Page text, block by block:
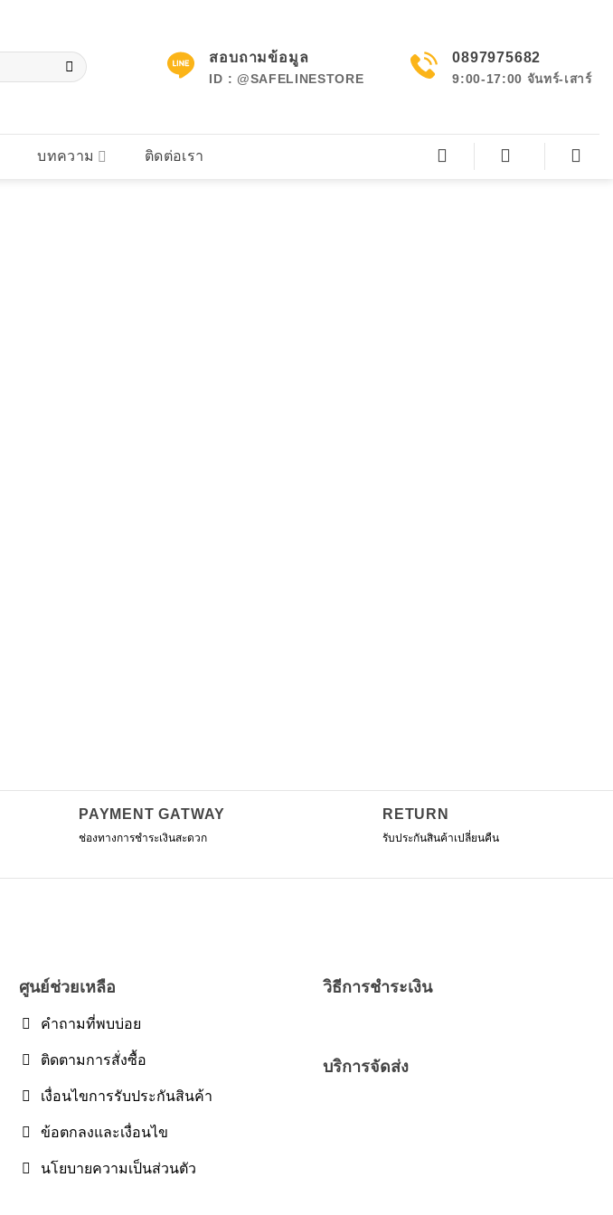
สอบถามข้อมูล
ID : @SAFELINESTORE
0897975682
9:00-17:00 จันทร์-เสาร์
บทความ ติดต่อเรา
PAYMENT GATWAY
ช่องทางการชำระเงินสะดวก
RETURN
รับประกันสินค้าเปลี่ยนคืน
ศูนย์ช่วยเหลือ
คำถามที่พบบ่อย
ติดตามการสั่งซื้อ
เงื่อนไขการรับประกันสินค้า
ข้อตกลงและเงื่อนไข
นโยบายความเป็นส่วนตัว
วิธีการชำระเงิน
บริการจัดส่ง